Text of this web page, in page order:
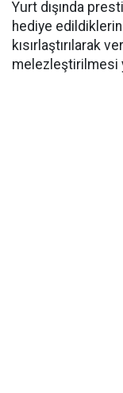
Yurt dışında
hediye
kısırlaştırılarak
melezleştirilmesi